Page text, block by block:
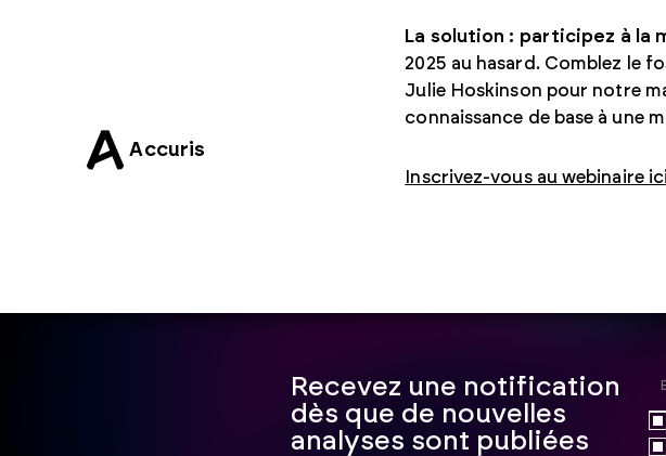
Accuris
La solution : participez à la
2025 au hasard. Comblez le
Julie Hoskinson pour notre
connaissance de base à une
Inscrivez-vous au webinaire ici
Recevez une notification
dès que de nouvelles
analyses sont publiées